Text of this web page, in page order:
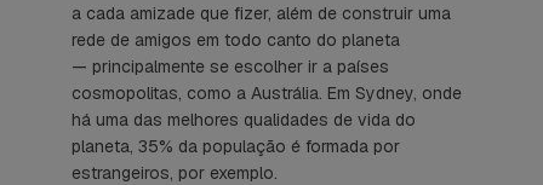
a cada amizade que fizer, além de construir uma
rede de amigos em todo canto do planeta
— principalmente se escolher ir a países
cosmopolitas, como a Austrália. Em Sydney, onde
há uma das melhores qualidades de vida do
planeta, 35% da população é formada por
estrangeiros, por exemplo.